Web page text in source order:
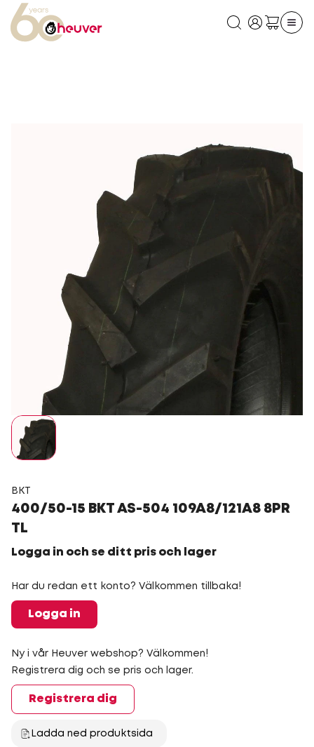
BKT
400/50-15 BKT AS-504 109A8/121A8 8PR
TL
Logga in och se ditt pris och lager
Har du redan ett konto? Välkommen tillbaka!
Logga in
Ny i vår Heuver webshop? Välkommen!
Registrera dig och se pris och lager.
Registrera dig
Ladda ned produktsida